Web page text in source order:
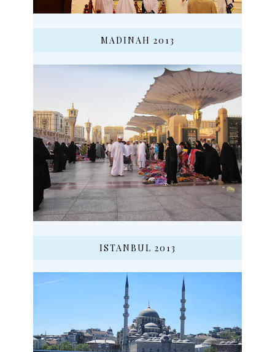
MADINAH 2013
ISTANBUL 2013